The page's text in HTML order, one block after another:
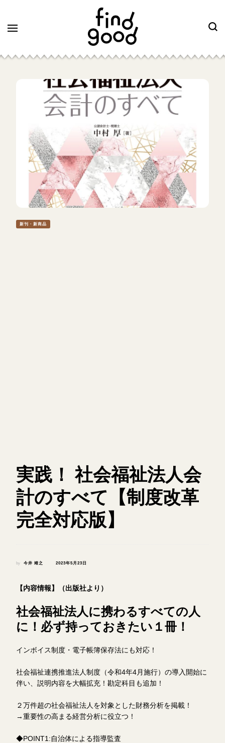
新刊・新商品
実践！ 社会福祉法人会
計のすべて【制度改革
完全対応版】
by 今井 靖之 2023年5月23日
【内容情報】（出版社より）
社会福祉法人に携わるすべての人
に！必ず持っておきたい１冊！
インボイス制度・電子帳簿保存法にも対応！
社会福祉連携推進法人制度（令和4年4月施行）の導入開始に
伴い、説明内容を大幅拡充！勘定科目も追加！
２万件超の社会福祉法人を対象とした財務分析を掲載！
→重要性の高まる経営分析に役立つ！
◆POINT1:自治体による指導監査